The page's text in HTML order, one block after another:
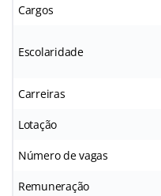
Cargos
Escolaridade
Carreiras
Lotação
Número de vagas
Remuneração